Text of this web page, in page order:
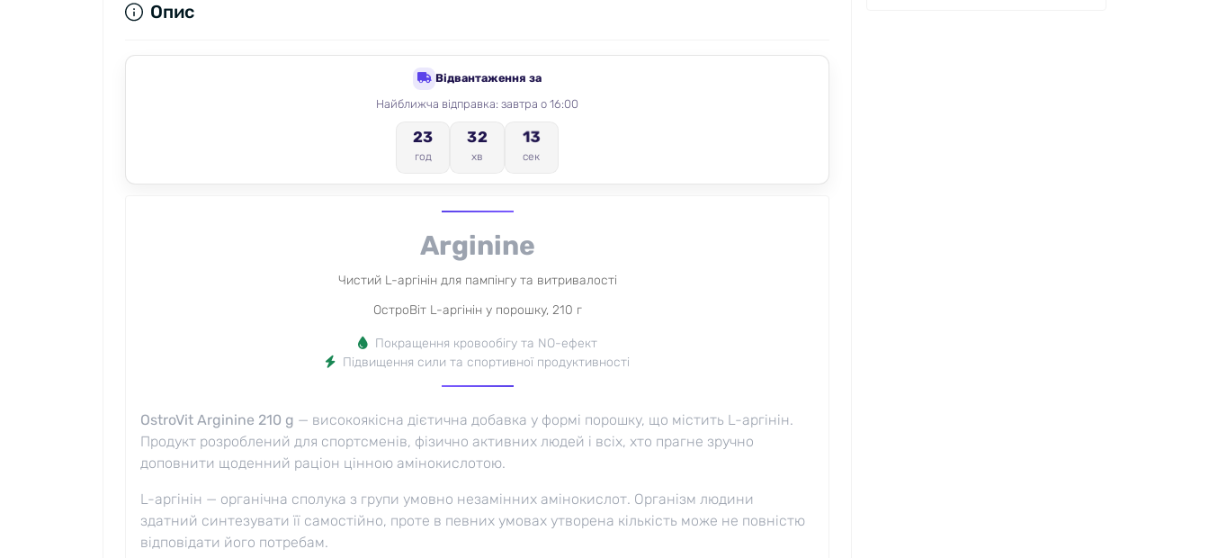
Опис
Відвантаження за
Найближча відправка: завтра о 16:00
23
год
32
хв
12
сек
Arginine
Чистий L-аргінін для пампінгу та витривалості
ОстроВіт L-аргінін у порошку, 210 г
Покращення кровообігу та NO-ефект
Підвищення сили та спортивної продуктивності
OstroVit Arginine 210 g — високоякісна дієтична добавка у формі порошку, що містить L-аргінін.
Продукт розроблений для спортсменів, фізично активних людей і всіх, хто прагне зручно
доповнити щоденний раціон цінною амінокислотою.
L-аргінін — органічна сполука з групи умовно незамінних амінокислот. Організм людини
здатний синтезувати її самостійно, проте в певних умовах утворена кількість може не повністю
відповідати його потребам.